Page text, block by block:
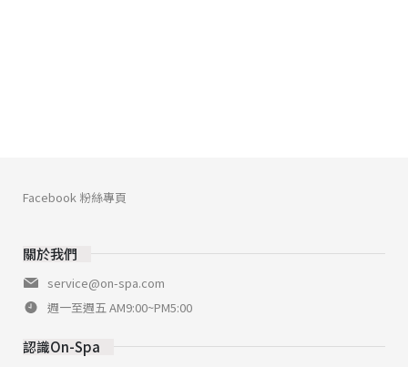
關於我們
service@on-spa.com
週一至週五 AM9:00~PM5:00
認識On-Spa
Facebook 粉絲專頁